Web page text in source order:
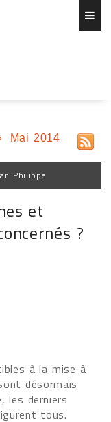
Mai 2014
Philippe
et
?
à la mise à
désormais
les derniers
tous.